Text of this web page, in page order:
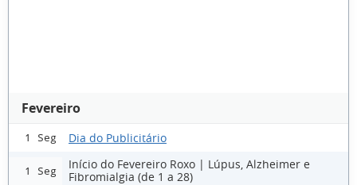
Fevereiro
1 Seg Dia do Publicitário
1 Seg
Início do Fevereiro Roxo | Lúpus, Alzheimer e
Fibromialgia (de 1 a 28)